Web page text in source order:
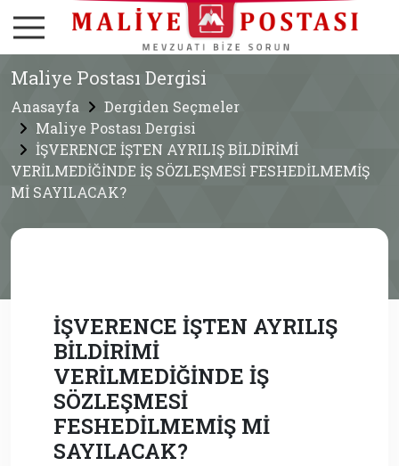
Maliye Postası Dergisi
Anasayfa
Dergiden Seçmeler
Maliye Postası Dergisi
İŞVERENCE İŞTEN AYRILIŞ BİLDİRİMİ
VERİLMEDİĞİNDE İŞ SÖZLEŞMESİ FESHEDİLMEMİŞ
Mİ SAYILACAK?
İŞVERENCE İŞTEN AYRILIŞ
BİLDİRİMİ
VERİLMEDİĞİNDE İŞ
SÖZLEŞMESİ
FESHEDİLMEMİŞ Mİ
SAYILACAK?